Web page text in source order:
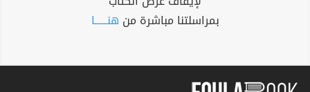
بمراسلتنا مباشرة من هنــــــا